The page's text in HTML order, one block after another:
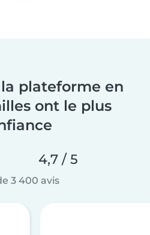
plateforme en
ont le plus
4,7 / 5
3 400 avis